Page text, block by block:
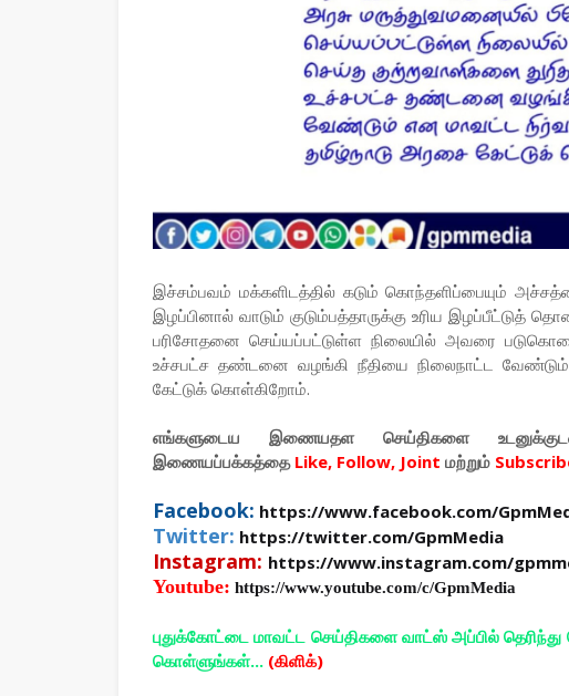
இச்சம்பவம் மக்களிடத்தில் கடும் கொந்தளிப்பையும்
இழப்பினால் வாடும் குடும்பத்தாருக்கு உரிய இழப்பீட்டுத்
பரிசோதனை செய்யப்பட்டுள்ள நிலையில் அவரை
உச்சபட்ச தண்டனை வழங்கி நீதியை நிலைநாட்ட
கேட்டுக் கொள்கிறோம்.
எங்களுடைய இணையதள செய்திகளை
இணையப்பக்கத்தை Like, Follow, Joint மற்றும்
Facebook: https://www.facebook.com/
Twitter: https://twitter.com/GpmMedia
Instagram: https://www.instagram.com/
Youtube: https://www.youtube.com/c/GpmMedia
புதுக்கோட்டை மாவட்ட செய்திகளை வாட்ஸ் அப்பில்
கொள்ளுங்கள்... (கிளிக்)